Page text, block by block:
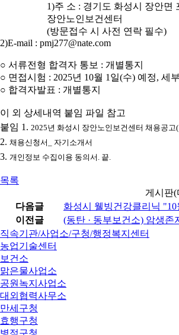
1)주 소 : 경기도 화성시 장안면
장안노인보건센터
(방문접수 시 사전 연락 필수)
2)E-mail : pmj277@nate.com
○ 서류전형 합격자 통보 : 개별통지
○ 면접시험 : 2025년 10월 1일(수) 예정, 세
○ 합격자발표 : 개별통지
이 외 상세내역 붙임 파일 참고
붙임 1. 2025년 화성시 장안노인보건센터 채용공고
2. 채용신청서_ 자기소개서
3. 개인정보 수집이용 동의서. 끝.
목록
게시판(
다음글
화성시 웰빙건강클리닉
이전글
(동탄 · 동부보건소) 암생
직속기관/사업소/구청/행정복지센터
농업기술센터
보건소
맑은물사업소
공원녹지사업소
대외협력사무소
만세구청
효행구청
병점구청